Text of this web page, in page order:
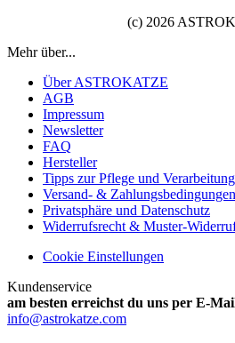
(c) 2026
Mehr über...
Über ASTROKATZE
AGB
Impressum
Newsletter
FAQ
Hersteller
Tipps zur Pflege und Verarbeitung
Versand- & Zahlungsbedingungen
Privatsphäre und Datenschutz
Widerrufsrecht & Muster-
Cookie Einstellungen
Kundenservice
am besten erreichst du uns per E-
info@astrokatze.com